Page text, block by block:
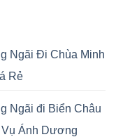
Ngãi Đi Chùa Minh
Rẻ
Ngãi đi Biển Châu
Ánh Dương